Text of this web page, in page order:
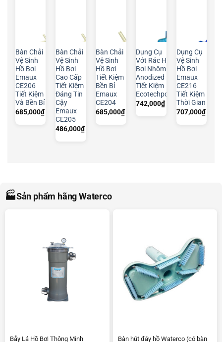
Bàn Chải
Vệ Sinh
Hồ Bơi
Emaux
CE206
Tiết Kiệm
Và Bền Bỉ
685,000₫
Bàn Chải
Vệ Sinh
Hồ Bơi
Cao Cấp
Tiết Kiệm
Đáng Tin
Cậy
Emaux
CE205
486,000₫
Bàn Chải
Vệ Sinh
Hồ Bơi
Tiết Kiệm
Bền Bỉ
Emaux
CE204
685,000₫
Dụng Cụ
Vớt Rác Hồ
Bơi Nhôm
Anodized
Tiết Kiệm
Ecotechpool
742,000₫
Dụng Cụ
Vệ Sinh
Hồ Bơi
Emaux
CE216
Tiết Kiệm
Thời Gian
707,000₫
🏭Sản phẩm hãng Waterco
Bẫy Lá Hồ Bơi Thông Minh
Bàn hút đáy hồ Waterco (có bàn